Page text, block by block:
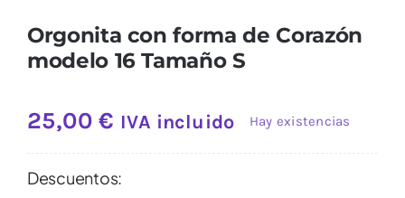
Orgonita con forma de Corazón
modelo 16 Tamaño S
25,00€ IVA incluido Hay existencias
Descuentos: